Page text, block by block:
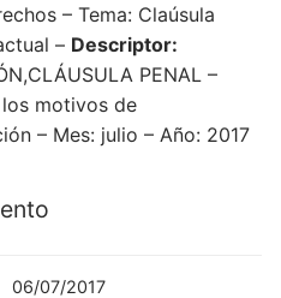
– Tema: Claúsula
– Descriptor:
PENAL –
motivos de
– Mes: julio – Año: 2017
06/07/2017